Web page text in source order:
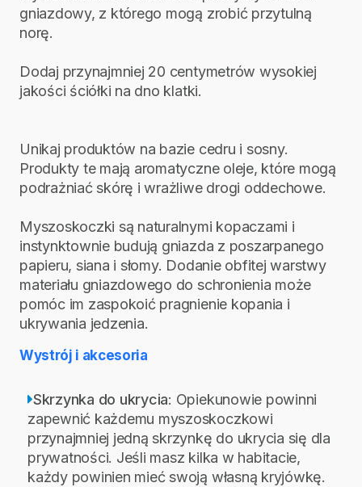
gniazdowy, z którego mogą zrobić przytulną
norę.
Dodaj przynajmniej 20 centymetrów wysokiej
jakości ściółki na dno klatki.
Unikaj produktów na bazie cedru i sosny.
Produkty te mają aromatyczne oleje, które mogą
podrażniać skórę i wrażliwe drogi oddechowe.
Myszoskoczki są naturalnymi kopaczami i
instynktownie budują gniazda z poszarpanego
papieru, siana i słomy. Dodanie obfitej warstwy
materiału gniazdowego do schronienia może
pomóc im zaspokoić pragnienie kopania i
ukrywania jedzenia.
Wystrój i akcesoria
Skrzynka do ukrycia: Opiekunowie powinni
zapewnić każdemu myszoskoczkowi
przynajmniej jedną skrzynkę do ukrycia się dla
prywatności. Jeśli masz kilka w habitacie,
każdy powinien mieć swoją własną kryjówkę.